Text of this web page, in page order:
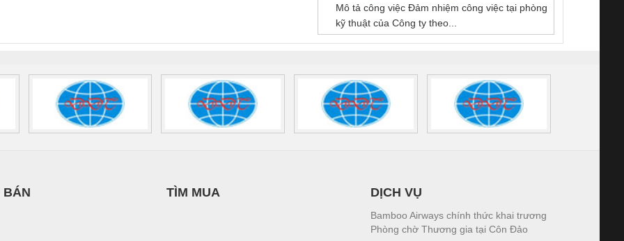
1K5 H (2502520000)
(7791400879)2. Giá
Mô tả công việc Đảm nhiệm công việc tại phòng
kỹ thuật của Công ty theo...
BÁN TÌM MUA DỊCH VỤ
Bamboo Airways chính thức khai trương
Phòng chờ Thương gia tại Côn Đảo